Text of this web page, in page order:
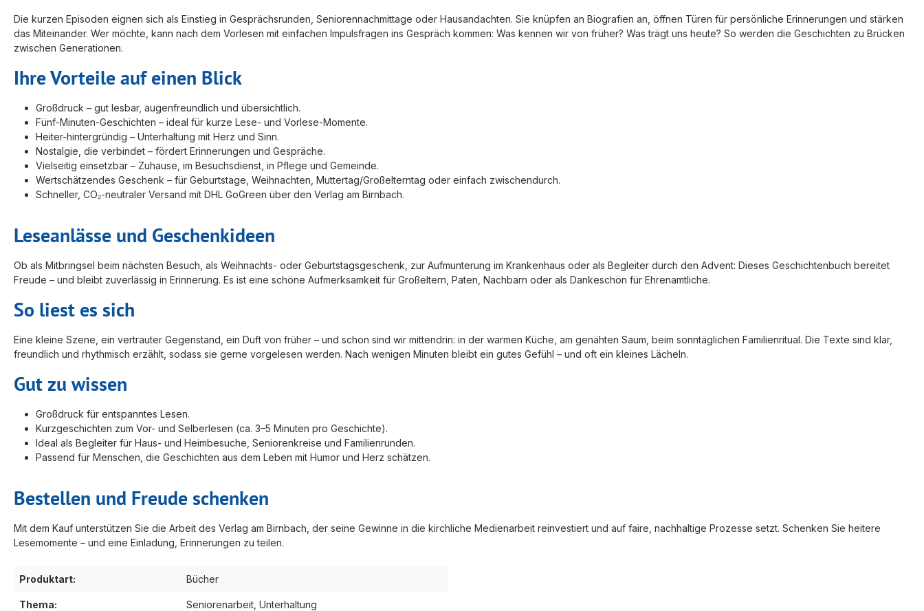
Die kurzen Episoden eignen sich als Einstieg in Gesprächsrunden, Seniorennachmittage oder Hausandachten. Sie knüpfen an Biografien an, öffnen Türen für persönliche Erinnerungen und stärken
das Miteinander. Wer möchte, kann nach dem Vorlesen mit einfachen Impulsfragen ins Gespräch kommen: Was kennen wir von früher? Was trägt uns heute? So werden die Geschichten zu Brücken
zwischen Generationen.
Ihre Vorteile auf einen Blick
Großdruck – gut lesbar, augenfreundlich und übersichtlich.
Fünf‑Minuten‑Geschichten – ideal für kurze Lese- und Vorlese‑Momente.
Heiter-hintergründig – Unterhaltung mit Herz und Sinn.
Nostalgie, die verbindet – fördert Erinnerungen und Gespräche.
Vielseitig einsetzbar – Zuhause, im Besuchsdienst, in Pflege und Gemeinde.
Wertschätzendes Geschenk – für Geburtstage, Weihnachten, Muttertag/Großelterntag oder einfach zwischendurch.
Schneller, CO₂‑neutraler Versand mit DHL GoGreen über den Verlag am Birnbach.
Leseanlässe und Geschenkideen
Ob als Mitbringsel beim nächsten Besuch, als Weihnachts- oder Geburtstagsgeschenk, zur Aufmunterung im Krankenhaus oder als Begleiter durch den Advent: Dieses Geschichtenbuch bereitet
Freude – und bleibt zuverlässig in Erinnerung. Es ist eine schöne Aufmerksamkeit für Großeltern, Paten, Nachbarn oder als Dankeschön für Ehrenamtliche.
So liest es sich
Eine kleine Szene, ein vertrauter Gegenstand, ein Duft von früher – und schon sind wir mittendrin: in der warmen Küche, am genähten Saum, beim sonntäglichen Familienritual. Die Texte sind klar,
freundlich und rhythmisch erzählt, sodass sie gerne vorgelesen werden. Nach wenigen Minuten bleibt ein gutes Gefühl – und oft ein kleines Lächeln.
Gut zu wissen
Großdruck für entspanntes Lesen.
Kurzgeschichten zum Vor- und Selberlesen (ca. 3–5 Minuten pro Geschichte).
Ideal als Begleiter für Haus- und Heimbesuche, Seniorenkreise und Familienrunden.
Passend für Menschen, die Geschichten aus dem Leben mit Humor und Herz schätzen.
Bestellen und Freude schenken
Mit dem Kauf unterstützen Sie die Arbeit des Verlag am Birnbach, der seine Gewinne in die kirchliche Medienarbeit reinvestiert und auf faire, nachhaltige Prozesse setzt. Schenken Sie heitere
Lesemomente – und eine Einladung, Erinnerungen zu teilen.
Produktart: Bücher
Thema: Seniorenarbeit , Unterhaltung